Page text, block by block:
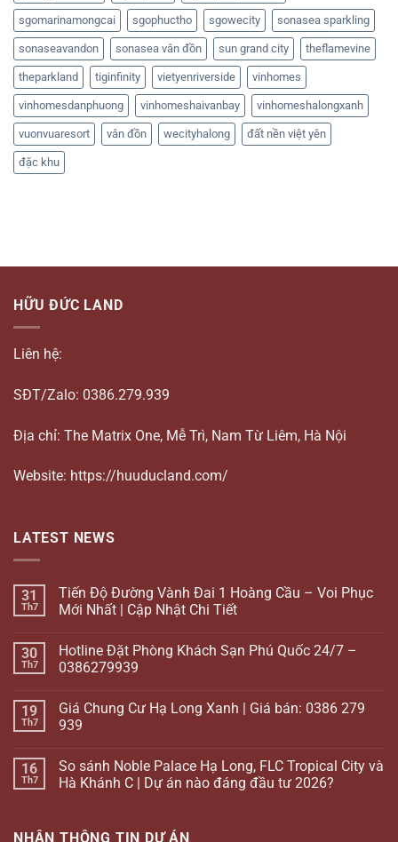
sgomarinamongcai sgophuctho sgowecity sonasea sparkling
sonaseavandon sonasea vân đồn sun grand city theflamevine
theparkland tiginfinity vietyenriverside vinhomes
vinhomesdanphuong vinhomeshaivanbay vinhomeshalongxanh
vuonvuaresort vân đồn wecityhalong đất nền việt yên
đặc khu
HỮU ĐỨC LAND
Liên hệ:
SĐT/Zalo: 0386.279.939
Địa chỉ: The Matrix One, Mễ Trì, Nam Từ Liêm, Hà Nội
Website: https://huuducland.com/
LATEST NEWS
31
Th7
Tiến Độ Đường Vành Đai 1 Hoàng Cầu – Voi Phục
Mới Nhất | Cập Nhật Chi Tiết
30
Th7
Hotline Đặt Phòng Khách Sạn Phú Quốc 24/7 –
0386279939
19
Th7
Giá Chung Cư Hạ Long Xanh | Giá bán: 0386 279
939
16
Th7
So sánh Noble Palace Hạ Long, FLC Tropical City và
Hà Khánh C | Dự án nào đáng đầu tư 2026?
NHẬN THÔNG TIN DỰ ÁN